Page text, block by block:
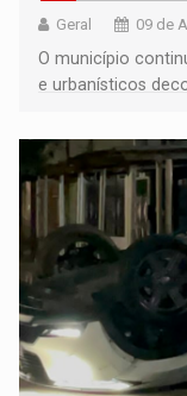
Geral 09 de
O município
e urbanísticos